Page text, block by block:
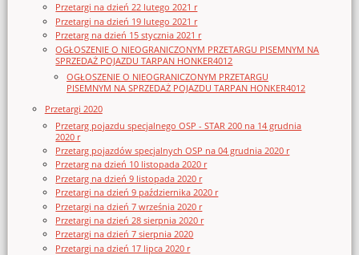
Przetargi na dzień 22 lutego 2021 r
Przetargi na dzień 19 lutego 2021 r
Przetarg na dzień 15 stycznia 2021 r
OGŁOSZENIE O NIEOGRANICZONYM PRZETARGU PISEMNYM NA
SPRZEDAŻ POJAZDU TARPAN HONKER4012
OGŁOSZENIE O NIEOGRANICZONYM PRZETARGU
PISEMNYM NA SPRZEDAŻ POJAZDU TARPAN HONKER4012
Przetargi 2020
Przetarg pojazdu specjalnego OSP - STAR 200 na 14 grudnia
2020 r
Przetarg pojazdów specjalnych OSP na 04 grudnia 2020 r
Przetarg na dzień 10 listopada 2020 r
Przetarg na dzień 9 listopada 2020 r
Przetargi na dzień 9 października 2020 r
Przetargi na dzień 7 września 2020 r
Przetargi na dzień 28 sierpnia 2020 r
Przetargi na dzień 7 sierpnia 2020
Przetargi na dzień 17 lipca 2020 r